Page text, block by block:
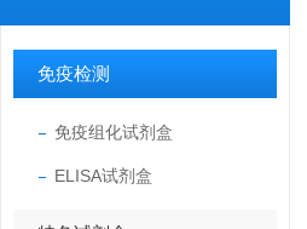
免疫检测
免疫组化试剂盒
ELISA试剂盒